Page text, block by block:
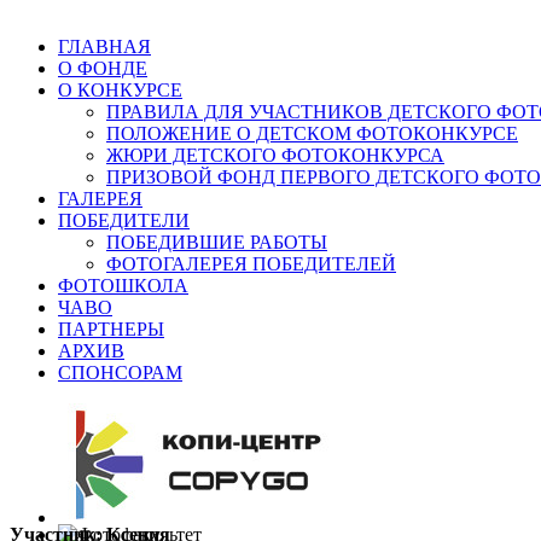
ГЛАВНАЯ
О ФОНДЕ
О КОНКУРСЕ
ПРАВИЛА ДЛЯ УЧАСТНИКОВ ДЕТСКОГО
ПОЛОЖЕНИЕ О ДЕТСКОМ ФОТОКОНКУРСЕ
ЖЮРИ ДЕТСКОГО ФОТОКОНКУРСА
ПРИЗОВОЙ ФОНД ПЕРВОГО ДЕТСКОГО
ГАЛЕРЕЯ
ПОБЕДИТЕЛИ
ПОБЕДИВШИЕ РАБОТЫ
ФОТОГАЛЕРЕЯ ПОБЕДИТЕЛЕЙ
ФОТОШКОЛА
ЧАВО
ПАРТНЕРЫ
АРХИВ
СПОНСОРАМ
Участник: Ксения